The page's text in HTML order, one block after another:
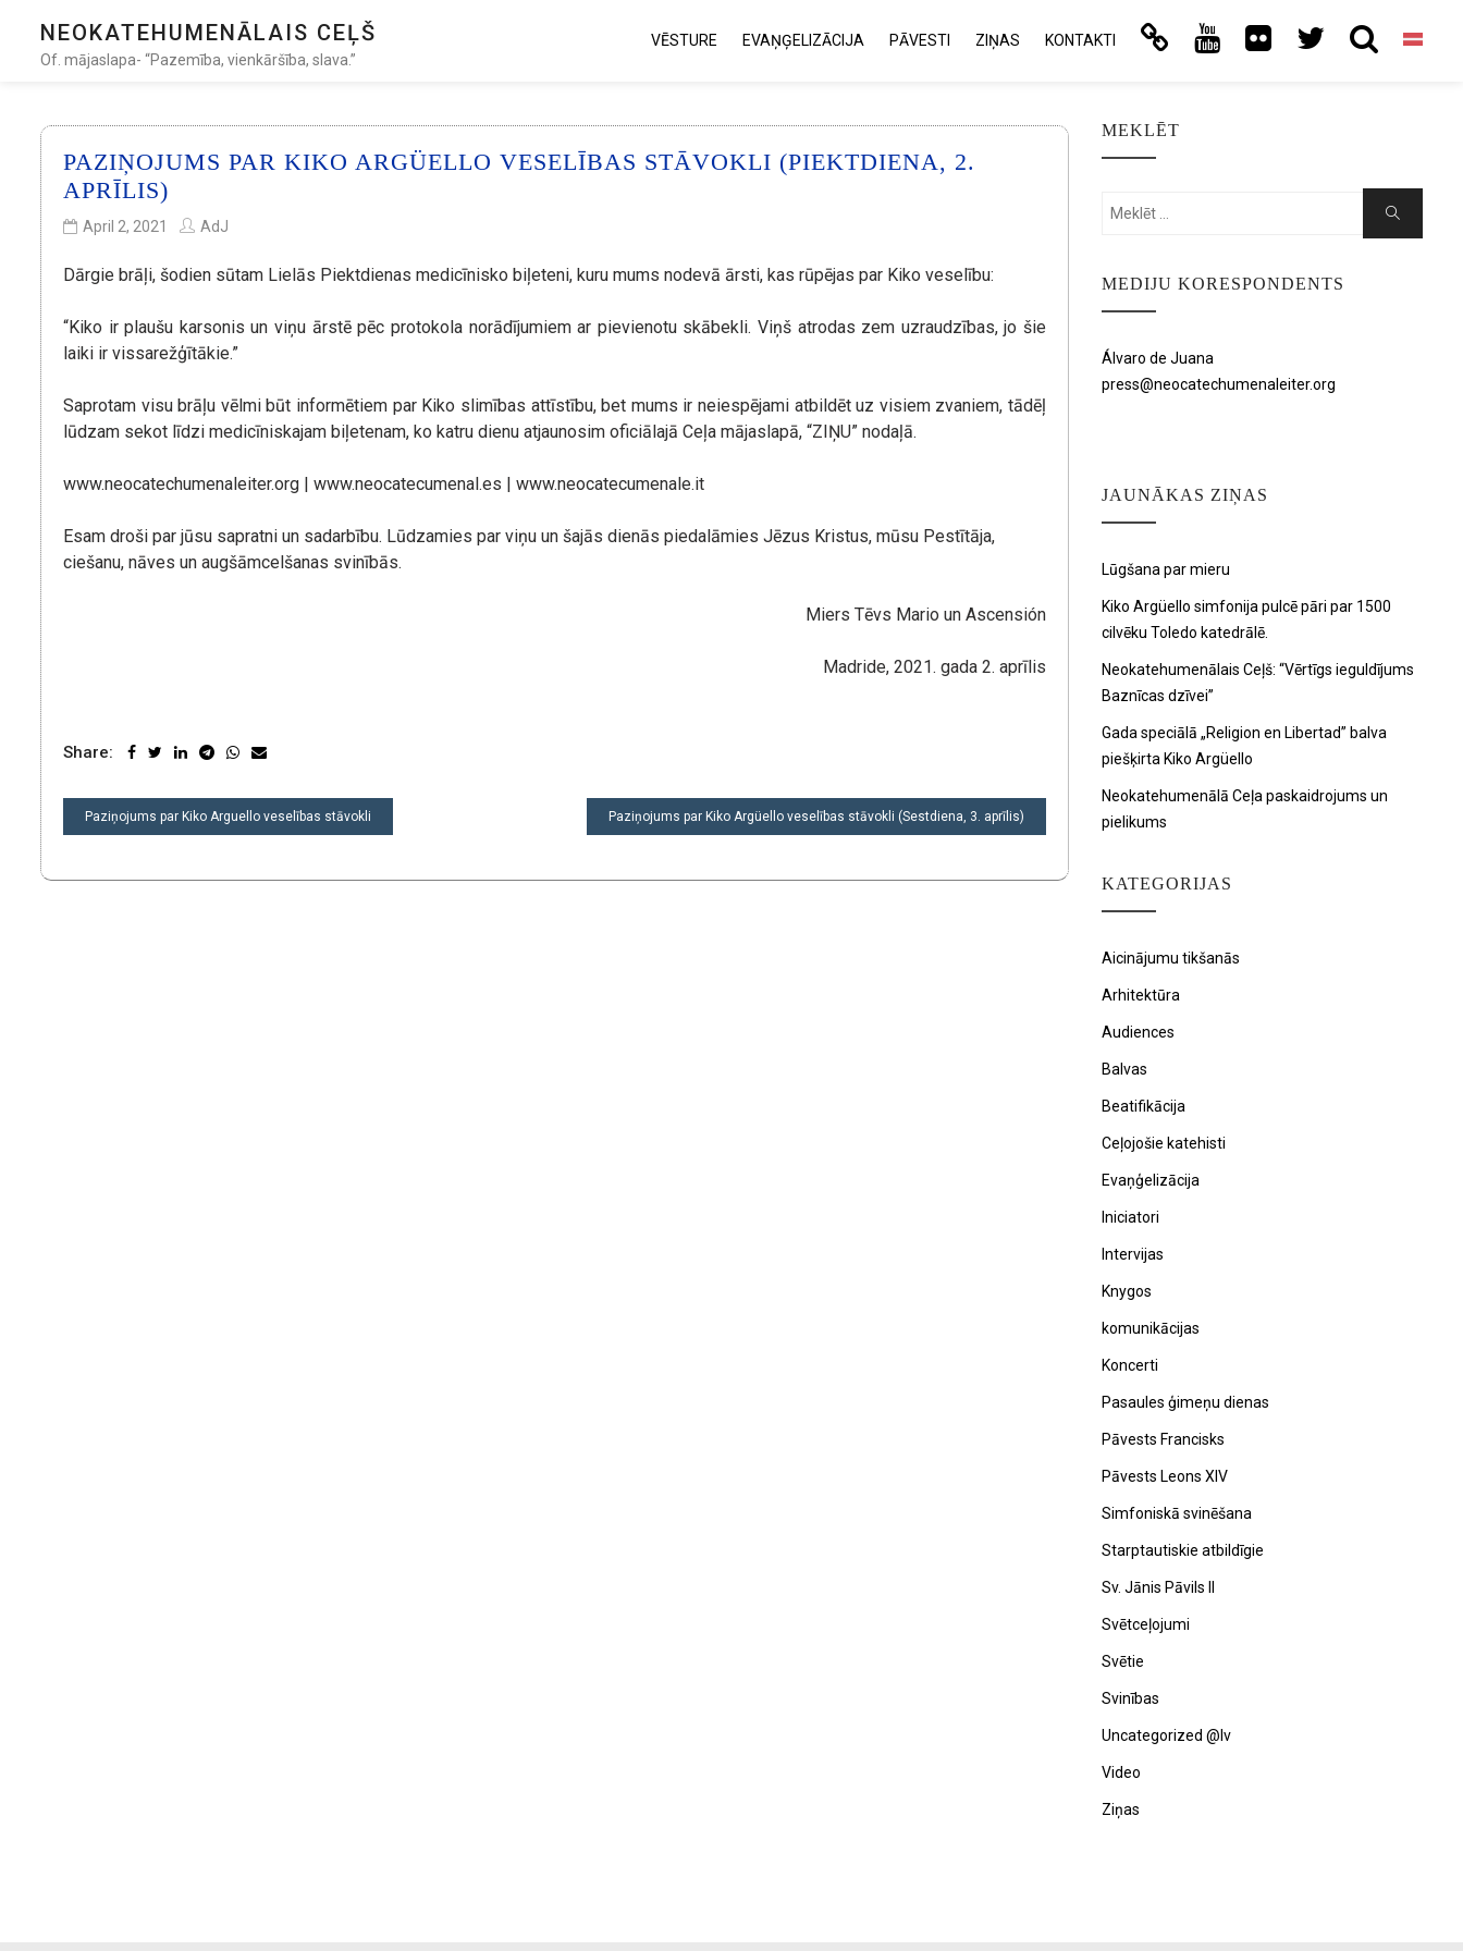
NEOKATEHUMENĀLAIS CEĻŠ
Of. mājaslapa- “Pazemība, vienkāršība, slava.”
VĒSTURE EVAŅĢELIZĀCIJA PĀVESTI ZIŅAS KONTAKTI
PAZIŅOJUMS PAR KIKO ARGÜELLO VESELĪBAS STĀVOKLI (PIEKTDIENA, 2.
APRĪLIS)
April 2, 2021 AdJ
Dārgie brāļi, šodien sūtam Lielās Piektdienas medicīnisko biļeteni, kuru mums nodevā ārsti, kas rūpējas par Kiko veselību:
“Kiko ir plaušu karsonis un viņu ārstē pēc protokola norādījumiem ar pievienotu skābekli. Viņš atrodas zem uzraudzības, jo šie
laiki ir vissarežģītākie.”
Saprotam visu brāļu vēlmi būt informētiem par Kiko slimības attīstību, bet mums ir neiespējami atbildēt uz visiem zvaniem, tādēļ
lūdzam sekot līdzi medicīniskajam biļetenam, ko katru dienu atjaunosim oficiālajā Ceļa mājaslapā, “ZIŅU” nodaļā.
www.neocatechumenaleiter.org | www.neocatecumenal.es | www.neocatecumenale.it
Esam droši par jūsu sapratni un sadarbību. Lūdzamies par viņu un šajās dienās piedalāmies Jēzus Kristus, mūsu Pestītāja,
ciešanu, nāves un augšāmcelšanas svinībās.
Miers Tēvs Mario un Ascensión
Madride, 2021. gada 2. aprīlis
Share:
POST
NAVIGATION
Paziņojums par Kiko Arguello veselības stāvokli Paziņojums par Kiko Argüello veselības stāvokli (Sestdiena, 3. aprīlis)
MEKLĒT
Search
Search
MEDIJU KORESPONDENTS
Álvaro de Juana
press@neocatechumenaleiter.org
JAUNĀKAS ZIŅAS
Lūgšana par mieru
Kiko Argüello simfonija pulcē pāri par 1500
cilvēku Toledo katedrālē.
Neokatehumenālais Ceļš: “Vērtīgs ieguldījums
Baznīcas dzīvei”
Gada speciālā „Religion en Libertad” balva
piešķirta Kiko Argüello
Neokatehumenālā Ceļa paskaidrojums un
pielikums
KATEGORIJAS
Aicinājumu tikšanās
Arhitektūra
Audiences
Balvas
Beatifikācija
Ceļojošie katehisti
Evaņģelizācija
Iniciatori
Intervijas
Knygos
komunikācijas
Koncerti
Pasaules ģimeņu dienas
Pāvests Francisks
Pāvests Leons XIV
Simfoniskā svinēšana
Starptautiskie atbildīgie
Sv. Jānis Pāvils II
Svētceļojumi
Svētie
Svinības
Uncategorized @lv
Video
Ziņas